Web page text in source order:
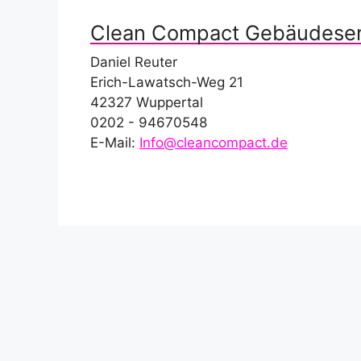
Clean Compact
Daniel Reuter
Erich-Lawatsch-Weg 21
42327 Wuppertal
0202 - 94670548
E-Mail: Info@cleancompact.de